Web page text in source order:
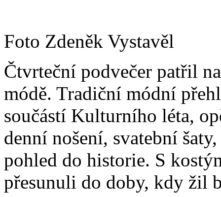
Foto Zdeněk Vystavěl
Čtvrteční podvečer patřil
módě. Tradiční módní
součástí Kulturního léta,
denní nošení, svatební
pohled do historie. S
přesunuli do doby, kdy žil